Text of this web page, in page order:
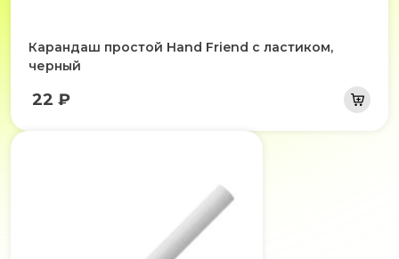
Карандаш простой Hand Friend с ластиком,
черный
22 ₽